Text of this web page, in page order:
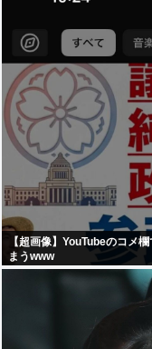
【超画像】YouTubeのコメ
まうwww